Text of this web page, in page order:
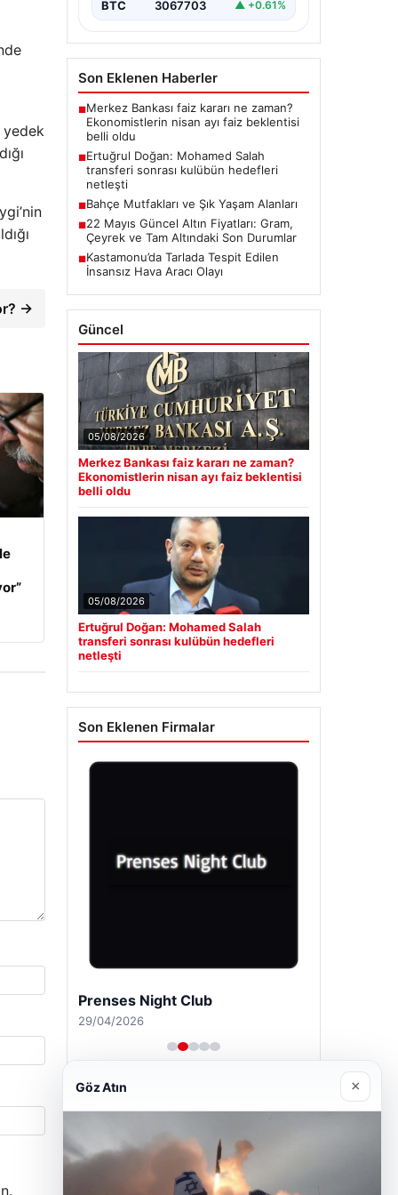
yedek
→
BTC 3067703 ▲ +0.61%
Son Eklenen Haberler
■Merkez Bankası faiz kararı ne zaman?
Ekonomistlerin nisan ayı faiz beklentisi
belli oldu
■Ertuğrul Doğan: Mohamed Salah
transferi sonrası kulübün hedefleri
netleşti
■Bahçe Mutfakları ve Şık Yaşam Alanları
■22 Mayıs Güncel Altın Fiyatları: Gram,
Çeyrek ve Tam Altındaki Son Durumlar
■Kastamonu’da Tarlada Tespit Edilen
İnsansız Hava Aracı Olayı
Güncel
05/08/2026
Merkez Bankası faiz kararı ne zaman?
Ekonomistlerin nisan ayı faiz beklentisi
belli oldu
05/08/2026
Ertuğrul Doğan: Mohamed Salah
transferi sonrası kulübün hedefleri
netleşti
Son Eklenen Firmalar
Prenses Night Club
29/04/2026
Göz Atın ×